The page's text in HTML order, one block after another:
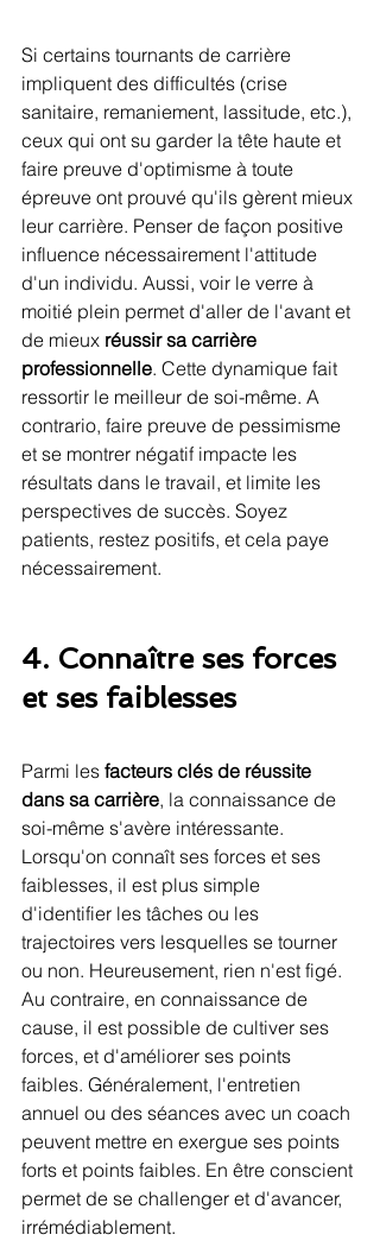
Si certains tournants de carrière
impliquent des difficultés (crise
sanitaire, remaniement, lassitude, etc.),
ceux qui ont su garder la tête haute et
faire preuve d'optimisme à toute
épreuve ont prouvé qu'ils gèrent mieux
leur carrière. Penser de façon positive
influence nécessairement l'attitude
d'un individu. Aussi, voir le verre à
moitié plein permet d'aller de l'avant et
de mieux réussir sa carrière
professionnelle. Cette dynamique fait
ressortir le meilleur de soi-même. A
contrario, faire preuve de pessimisme
et se montrer négatif impacte les
résultats dans le travail, et limite les
perspectives de succès. Soyez
patients, restez positifs, et cela paye
nécessairement.
4. Connaître ses forces
et ses faiblesses
Parmi les facteurs clés de réussite
dans sa carrière, la connaissance de
soi-même s'avère intéressante.
Lorsqu'on connaît ses forces et ses
faiblesses, il est plus simple
d'identifier les tâches ou les
trajectoires vers lesquelles se tourner
ou non. Heureusement, rien n'est figé.
Au contraire, en connaissance de
cause, il est possible de cultiver ses
forces, et d'améliorer ses points
faibles. Généralement, l'entretien
annuel ou des séances avec un coach
peuvent mettre en exergue ses points
forts et points faibles. En être conscient
permet de se challenger et d'avancer,
irrémédiablement.